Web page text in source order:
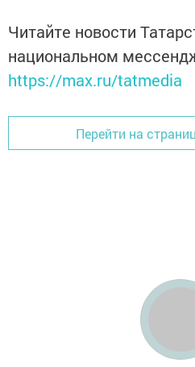
Читайте новости
национальном
https://max.ru/tatmedia
Перейти на